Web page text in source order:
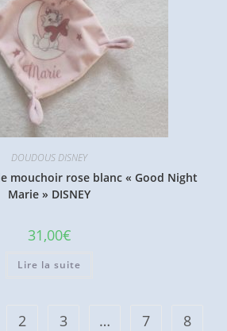
DOUDOUS DISNEY
mouchoir rose blanc « Good Night
Marie » DISNEY
31,00€
Lire la suite
2 3 … 7
8